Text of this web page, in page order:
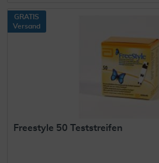
GRATIS
Versand
Freestyle 50 Teststreifen